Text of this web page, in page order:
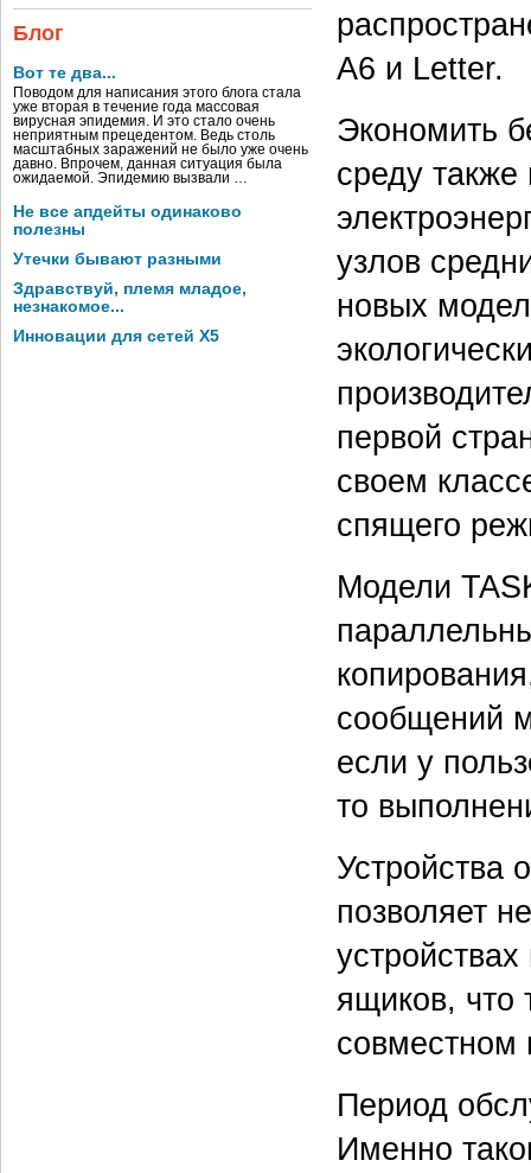
Блог
Вот те два...
Поводом для написания этого блога стала
уже вторая в течение года массовая
вирусная эпидемия. И это стало очень
неприятным прецедентом. Ведь столь
масштабных заражений не было уже очень
давно. Впрочем, данная ситуация была
ожидаемой. Эпидемию вызвали …
Не все апдейты одинаково
полезны
Утечки бывают разными
Здравствуй, племя младое,
незнакомое...
Инновации для сетей X5
А6 и Letter.
Экономить
среду
узлов
новых
первой
своем
спящего
Модели
сообщений
если у
то
Устройства
позволяет
ящиков, что
совместном
Период
Именно